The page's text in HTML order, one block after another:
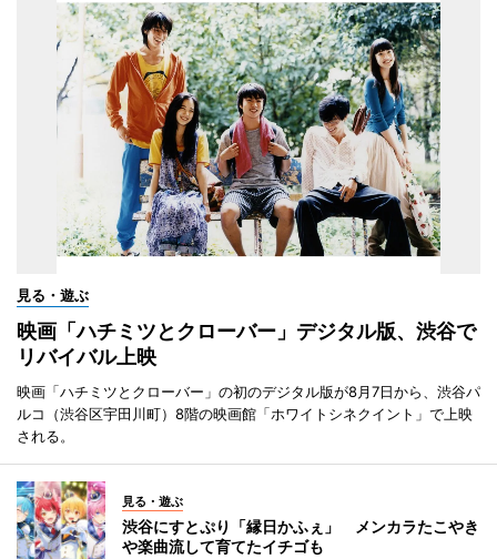
見る・遊ぶ
映画「ハチミツとクローバー」デジタル版、渋谷で
リバイバル上映
映画「ハチミツとクローバー」の初のデジタル版が8月7日から、渋谷パ
ルコ（渋谷区宇田川町）8階の映画館「ホワイトシネクイント」で上映
される。
見る・遊ぶ
渋谷にすとぷり「縁日かふぇ」 メンカラたこやき
や楽曲流して育てたイチゴも